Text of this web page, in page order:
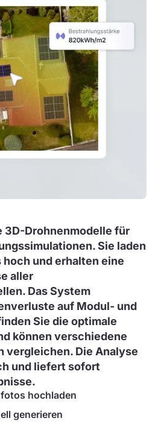
3D-Drohnenmodelle für
Sie laden
und erhalten eine
aller
Das System
auf Modul- und
Sie die optimale
können verschiedene
vergleichen. Die Analyse
und liefert sofort
hochladen
generieren